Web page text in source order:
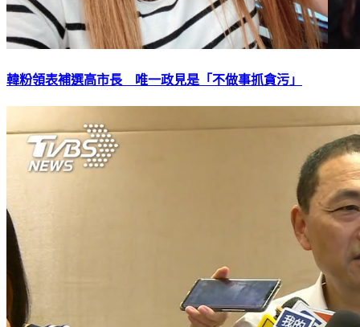
韓粉領表補選高市長 唯一政見是「不做事抓貪污」